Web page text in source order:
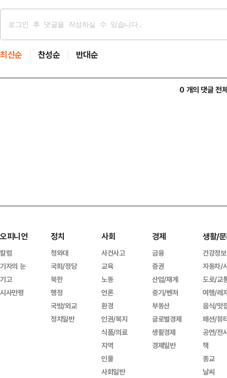
최신순 찬성순 반대순
0 개의 댓글 전
오피니언
칼럼
기자의 눈
기고
시사만평
정치
청와대
국회/정당
북한
행정
국방/외교
정치일반
사회
사건사고
교육
노동
언론
환경
인권/복지
식품/의료
지역
인물
사회일반
경제
금융
증권
산업/재계
중기/벤처
부동산
글로벌경제
생활경제
경제일반
생활/
건강정보
자동차/
도로/교
여행/레
음식/맛
패션/뷰
공연/전
책
종교
날씨